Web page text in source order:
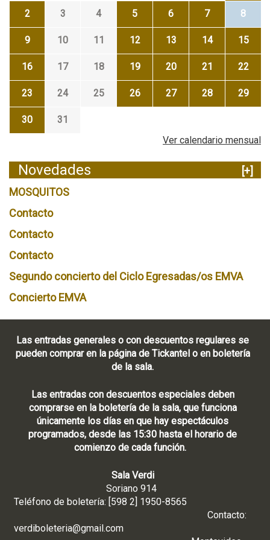
2 3 4 5 6 7 8
9 10 11 12 13 14 15
16 17 18 19 20 21 22
23 24 25 26 27 28 29
30
31
Ver calendario mensual
Novedades
[+]
MOSQUITOS
Contacto
Contacto
Contacto
Segundo concierto del Ciclo Egresadas/os EMVA
Concierto EMVA
Las entradas generales o con descuentos regulares se
pueden comprar en la página de Tickantel o en boletería
de la sala.
Las entradas con descuentos especiales deben
comprarse en la boletería de la sala, que funciona
únicamente los días en que hay espectáculos
programados, desde las 15:30 hasta el horario de
comienzo de cada función.
Sala Verdi
Soriano 914
Teléfono de boletería: [598 2] 1950-8565
Contacto:
verdiboleteria@gmail.com